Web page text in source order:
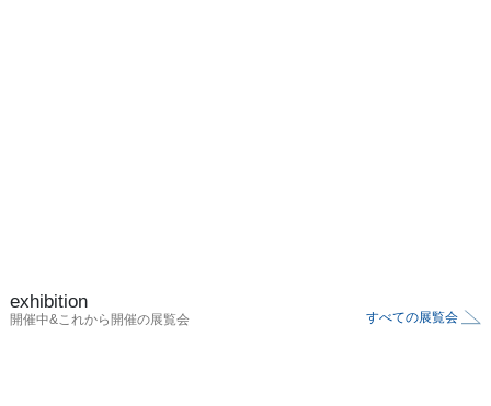
exhibition
開催中&これから開催の展覧会 すべての展覧会